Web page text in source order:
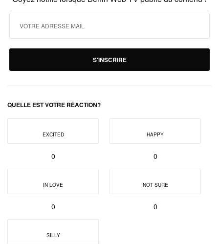
S'INSCRIRE
QUELLE EST VOTRE RÉACTION?
EXCITED
0
HAPPY
0
IN LOVE
0
NOT SURE
0
SILLY